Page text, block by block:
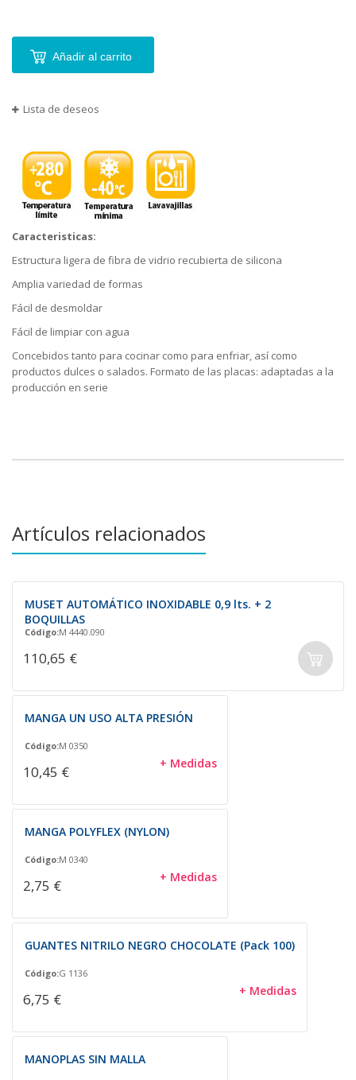
Añadir al carrito
Lista de deseos
Caracteristicas:
Estructura ligera de fibra de vidrio recubierta de silicona
Amplia variedad de formas
Fácil de desmoldar
Fácil de limpiar con agua
Concebidos tanto para cocinar como para enfriar, así como
productos dulces o salados. Formato de las placas: adaptadas a la
producción en serie
Artículos relacionados
MUSET AUTOMÁTICO INOXIDABLE 0,9 lts. + 2
BOQUILLAS
Código:M 4440.090
110,65 €
MANGA UN USO ALTA PRESIÓN
Código:M 0350
10,45 € + Medidas
MANGA POLYFLEX (NYLON)
Código:M 0340
2,75 € + Medidas
GUANTES NITRILO NEGRO CHOCOLATE (Pack 100)
Código:G 1136
6,75 € + Medidas
MANOPLAS SIN MALLA